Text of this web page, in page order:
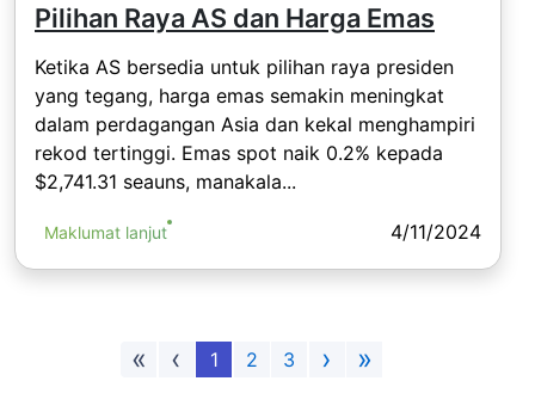
Pilihan Raya AS dan Harga Emas
Ketika AS bersedia untuk pilihan raya presiden
yang tegang, harga emas semakin meningkat
dalam perdagangan Asia dan kekal menghampiri
rekod tertinggi. Emas spot naik 0.2% kepada
$2,741.31 seauns, manakala...
Maklumat lanjut 4/11/2024
« ‹ 1 2 3 › »